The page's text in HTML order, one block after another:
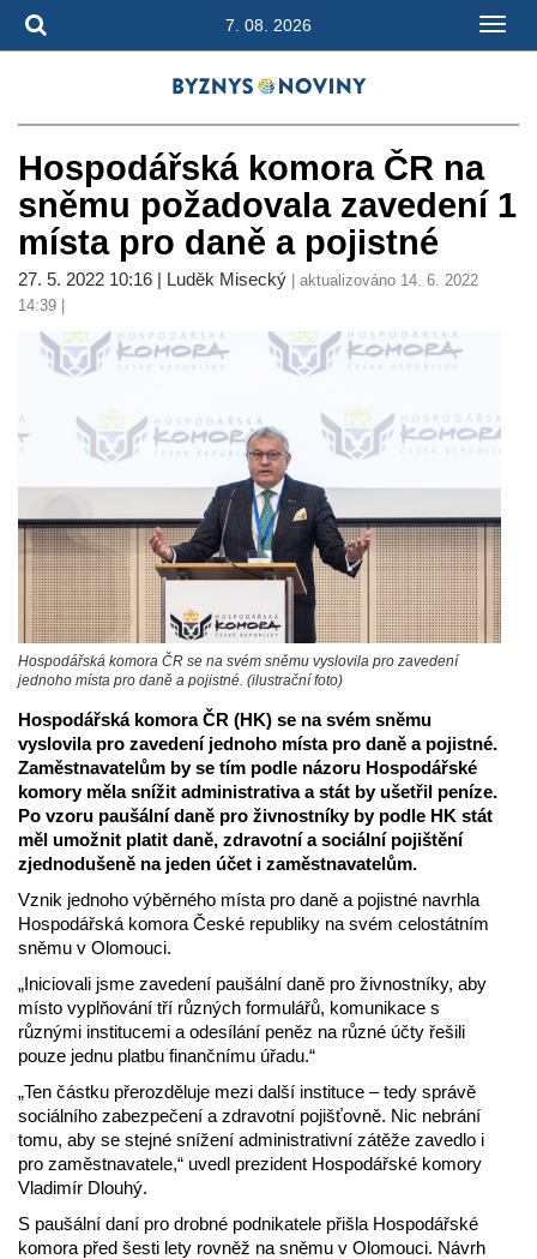
7. 08. 2026
Hospodářská komora ČR na
sněmu požadovala zavedení 1
místa pro daně a pojistné
27. 5. 2022 10:16 | Luděk Misecký | aktualizováno 14. 6. 2022
14:39 |
Hospodářská komora ČR se na svém sněmu vyslovila pro zavedení
jednoho místa pro daně a pojistné. (ilustrační foto)
Hospodářská komora ČR (HK) se na svém sněmu
vyslovila pro zavedení jednoho místa pro daně a pojistné.
Zaměstnavatelům by se tím podle názoru Hospodářské
komory měla snížit administrativa a stát by ušetřil peníze.
Po vzoru paušální daně pro živnostníky by podle HK stát
měl umožnit platit daně, zdravotní a sociální pojištění
zjednodušeně na jeden účet i zaměstnavatelům.
Vznik jednoho výběrného místa pro daně a pojistné navrhla
Hospodářská komora České republiky na svém celostátním
sněmu v Olomouci.
„Iniciovali jsme zavedení paušální daně pro živnostníky, aby
místo vyplňování tří různých formulářů, komunikace s
různými institucemi a odesílání peněz na různé účty řešili
pouze jednu platbu finančnímu úřadu.“
„Ten částku přerozděluje mezi další instituce – tedy správě
sociálního zabezpečení a zdravotní pojišťovně. Nic nebrání
tomu, aby se stejné snížení administrativní zátěže zavedlo i
pro zaměstnavatele,“ uvedl prezident Hospodářské komory
Vladimír Dlouhý.
S paušální daní pro drobné podnikatele přišla Hospodářské
komora před šesti lety rovněž na sněmu v Olomouci. Návrh